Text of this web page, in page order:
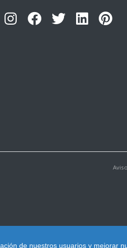
de nuestros usuarios y mejorar